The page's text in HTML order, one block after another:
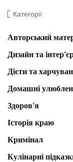
Категорії
Авторський
Дизайн та
Дієти та
Домашні
Здоров'я
Історія краю
Кримінал
Кулінарні